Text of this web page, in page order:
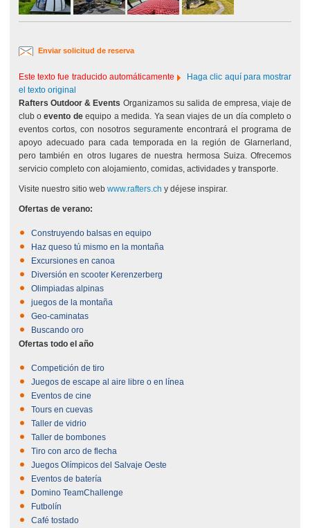
Enviar solicitud de reserva
Este texto fue traducido automáticamente
Haga clic aquí para mostrar
el texto original
Rafters Outdoor & Events Organizamos su salida de empresa, viaje de
club oevento deequipo a medida. Ya sean viajes de un día completo o
eventos cortos, con nosotros seguramente encontrará el programa de
apoyo adecuado para cada temporada en la región de Glarnerland,
pero también en otros lugares de nuestra hermosa Suiza. Ofrecemos
servicio completo con alojamiento, comidas, actividades y transporte.
Visite nuestro sitio web www.rafters.ch y déjese inspirar.
Ofertas de verano:
Construyendo balsas en equipo
Haz queso tú mismo en la montaña
Excursiones en canoa
Diversión en scooter Kerenzerberg
Olimpiadas alpinas
juegos de la montaña
Geo-caminatas
Buscando oro
Ofertas todo el año
Competición de tiro
Juegos de escape al aire libre o en línea
Eventos de cine
Tours en cuevas
Taller de vidrio
Taller de bombones
Tiro con arco de flecha
Juegos Olímpicos del Salvaje Oeste
Eventos de batería
Domino TeamChallenge
Futbolín
Café tostado